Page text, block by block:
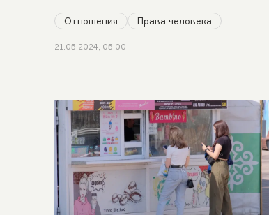
Отношения Права человека
21.05.2024, 05:00